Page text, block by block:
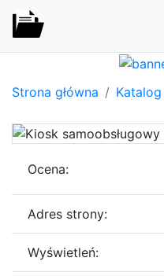
Strona główna Katalog
Ocena:
Adres strony:
Wyświetleń: